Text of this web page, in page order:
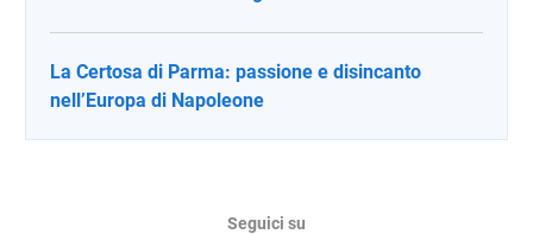
La Certosa di Parma: passione e disincanto
nell’Europa di Napoleone
Seguici su